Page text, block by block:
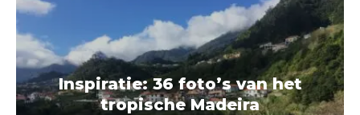
Inspiratie: 36 foto’s van het
tropische Madeira